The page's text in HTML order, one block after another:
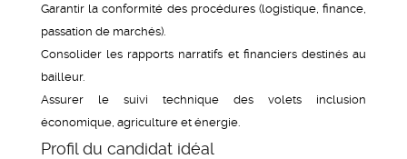
Garantir la conformité des procédures (logistique, finance,
passation de marchés).
Consolider les rapports narratifs et financiers destinés au
bailleur.
Assurer le suivi technique des volets inclusion
économique, agriculture et énergie.
Profil du candidat idéal